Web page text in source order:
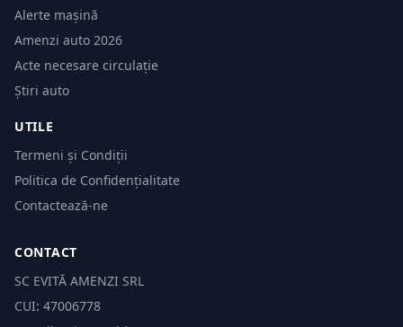
Alerte mașină
Amenzi auto 2026
Acte necesare circulație
Știri auto
UTILE
Termeni și Condiții
Politica de Confidențialitate
Contactează-ne
CONTACT
SC EVITĂ AMENZI SRL
CUI: 47006778